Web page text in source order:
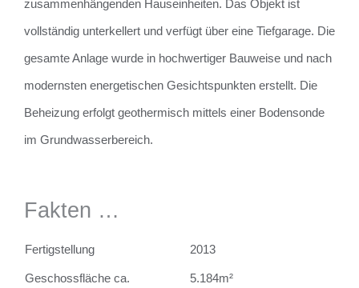
zusammenhängenden Hauseinheiten. Das Objekt ist
vollständig unterkellert und verfügt über eine Tiefgarage. Die
gesamte Anlage wurde in hochwertiger Bauweise und nach
modernsten energetischen Gesichtspunkten erstellt. Die
Beheizung erfolgt geothermisch mittels einer Bodensonde
im Grundwasserbereich.
Fakten …
Fertigstellung 2013
Geschossfläche ca. 5.184m²